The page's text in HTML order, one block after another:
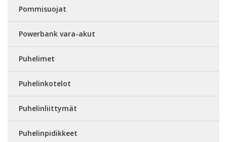
Pommisuojat
Powerbank vara-akut
Puhelimet
Puhelinkotelot
Puhelinliittymät
Puhelinpidikkeet